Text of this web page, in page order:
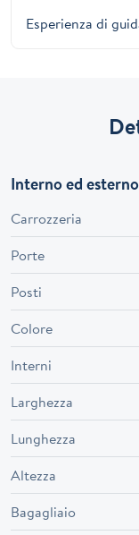
Esperienza di
Interno ed esterno
Carrozzeria
Porte
Posti
Colore
Interni
Larghezza
Lunghezza
Altezza
Bagagliaio